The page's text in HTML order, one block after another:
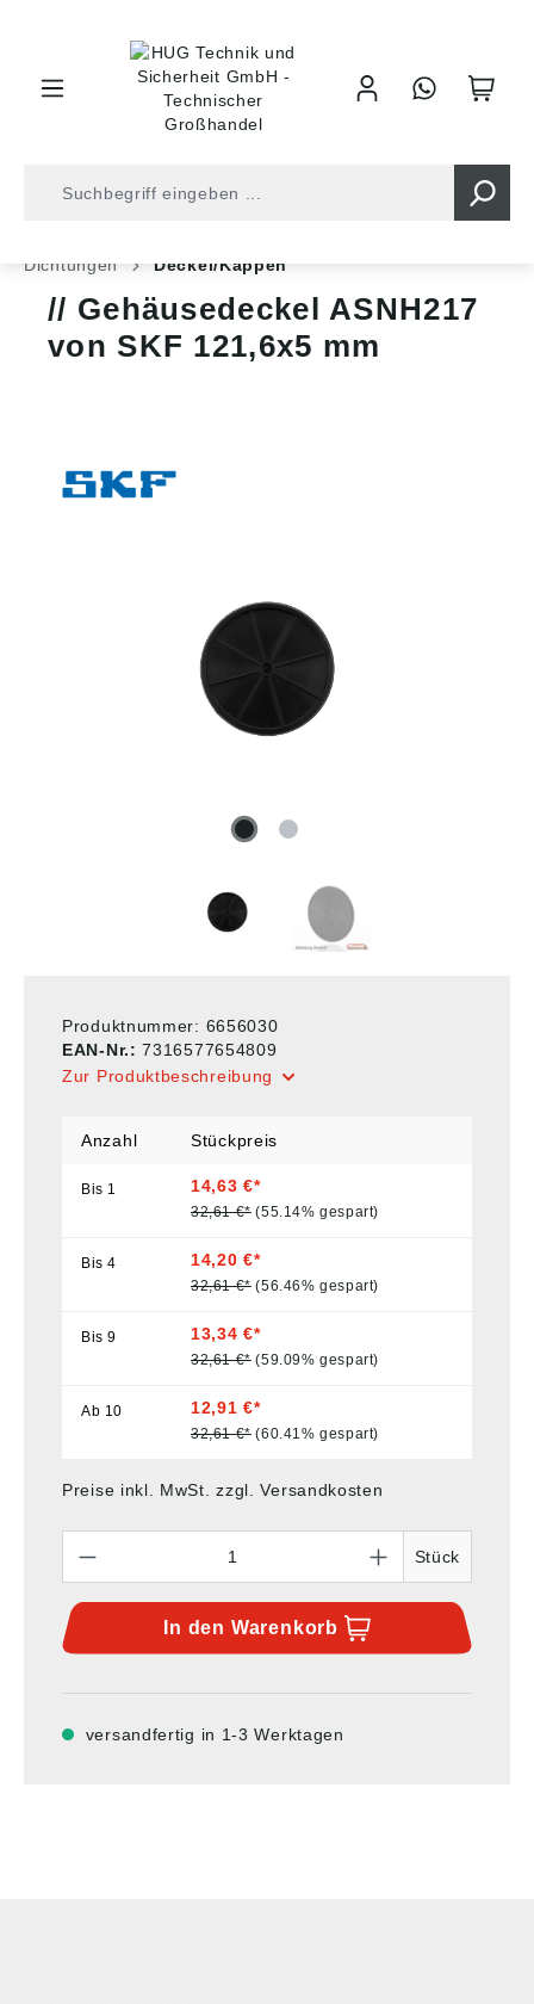
Dichtungen
Deckel/Kappen
Gehäusedeckel ASNH217
von SKF 121,6x5 mm
Produktnummer: 6656030
EAN-Nr.:7316577654809
Zur Produktbeschreibung
Anzahl Stückpreis
Bis 1 14,63 €*
32,61 €* (55.14% gespart)
Bis4 14,20 €*
32,61 €* (56.46% gespart)
Bis9 13,34 €*
32,61 €* (59.09% gespart)
Ab 10 12,91 €*
32,61 €* (60.41% gespart)
Preise inkl. MwSt. zzgl. Versandkosten
Stück
In den Warenkorb
versandfertig in 1-3 Werktagen